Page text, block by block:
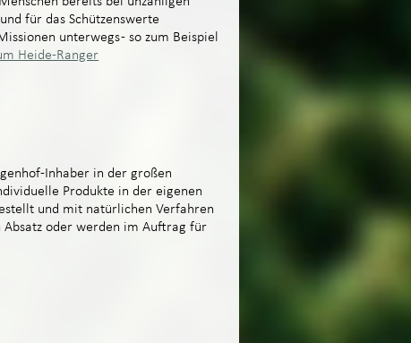
für das Schützenswerte
unterwegs - so zum Beispiel
Heide-Ranger
Inhaber in der großen
Produkte in der eigenen
und mit natürlichen Verfahren
oder werden im Auftrag für